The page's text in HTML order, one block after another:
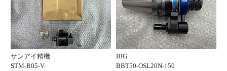
サンアイ精機
STM-R05-V
BIG
BBT50-OSL20N-150